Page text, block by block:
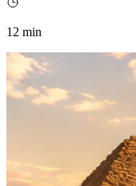
12 min